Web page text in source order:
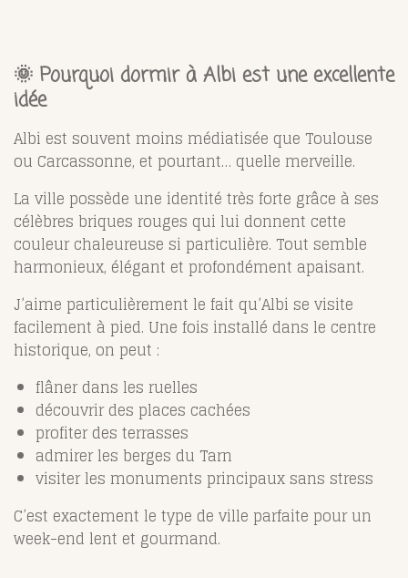
🌞 Pourquoi dormir à Albi est une excellente
idée
Albi est souvent moins médiatisée que Toulouse
ou Carcassonne, et pourtant… quelle merveille.
La ville possède une identité très forte grâce à ses
célèbres briques rouges qui lui donnent cette
couleur chaleureuse si particulière. Tout semble
harmonieux, élégant et profondément apaisant.
J’aime particulièrement le fait qu’Albi se visite
facilement à pied. Une fois installé dans le centre
historique, on peut :
flâner dans les ruelles
découvrir des places cachées
profiter des terrasses
admirer les berges du Tarn
visiter les monuments principaux sans stress
C’est exactement le type de ville parfaite pour un
week-end lent et gourmand.